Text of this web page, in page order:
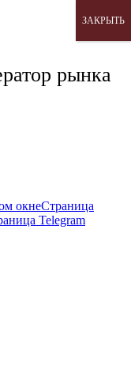
рынка
окнеСтраница
Telegram
ЗАКРЫТЬ